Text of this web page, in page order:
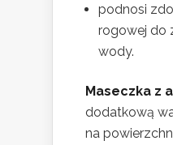
podnosi
rogowej do
wody.
Maseczka z
dodatkową
na